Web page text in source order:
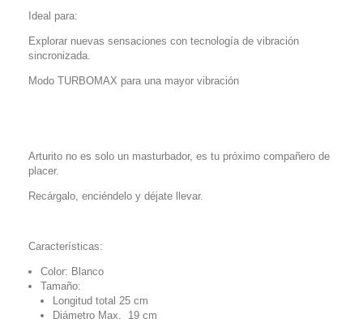
Ideal para:
Explorar nuevas sensaciones con tecnología de vibración
sincronizada.
Modo TURBOMAX para una mayor vibración
Arturito no es solo un masturbador, es tu próximo compañero de
placer.
Recárgalo, enciéndelo y déjate llevar.
Características:
Color: Blanco
Tamaño:
Longitud total 25 cm
Diámetro Max. 19 cm